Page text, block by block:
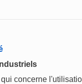
concerne